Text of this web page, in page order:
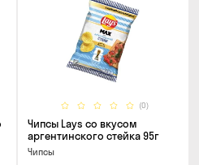
(0)
Чипсы Lays со вкусом
аргентинского стейка 95г
Чипсы